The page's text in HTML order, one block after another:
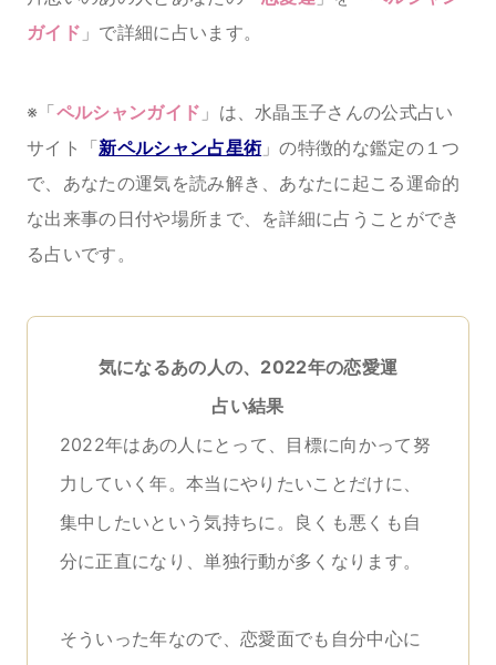
ガイド 」で詳細に占います。
※「ペルシャンガイド 」は、水晶玉子さんの公式占い
サイト「新ペルシャン占星術」の特徴的な鑑定の１つ
で、あなたの運気を読み解き、あなたに起こる運命的
な出来事の日付や場所まで、を詳細に占うことができ
る占いです。
気になるあの人の、2022年の恋愛運
占い結果
2022年はあの人にとって、目標に向かって努
力していく年。本当にやりたいことだけに、
集中したいという気持ちに。良くも悪くも自
分に正直になり、単独行動が多くなります。
そういった年なので、恋愛面でも自分中心に